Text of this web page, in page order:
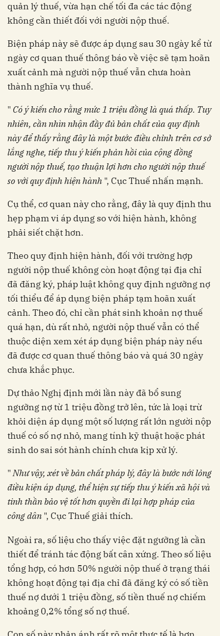
quản lý thuế, vừa hạn chế tối đa các tác động
không cần thiết đối với người nộp thuế.
Biện pháp này sẽ được áp dụng sau 30 ngày kể từ
ngày cơ quan thuế thông báo về việc sẽ tạm hoãn
xuất cảnh mà người nộp thuế vẫn chưa hoàn
thành nghĩa vụ thuế.
" Có ý kiến cho rằng mức 1 triệu đồng là quá thấp. Tuy
nhiên, cần nhìn nhận đầy đủ bản chất của quy định
này để thấy rằng đây là một bước điều chỉnh trên cơ sở
lắng nghe, tiếp thu ý kiến phản hồi của cộng đồng
người nộp thuế, tạo thuận lợi hơn cho người nộp thuế
so với quy định hiện hành ", Cục Thuế nhấn mạnh.
Cụ thể, cơ quan này cho rằng, đây là quy định thu
hẹp phạm vi áp dụng so với hiện hành, không
phải siết chặt hơn.
Theo quy định hiện hành, đối với trường hợp
người nộp thuế không còn hoạt động tại địa chỉ
đã đăng ký, pháp luật không quy định ngưỡng nợ
tối thiểu để áp dụng biện pháp tạm hoãn xuất
cảnh. Theo đó, chỉ cần phát sinh khoản nợ thuế
quá hạn, dù rất nhỏ, người nộp thuế vẫn có thể
thuộc diện xem xét áp dụng biện pháp này nếu
đã được cơ quan thuế thông báo và quá 30 ngày
chưa khắc phục.
Dự thảo Nghị định mới lần này đã bổ sung
ngưỡng nợ từ 1 triệu đồng trở lên, tức là loại trừ
khỏi diện áp dụng một số lượng rất lớn người nộp
thuế có số nợ nhỏ, mang tính kỹ thuật hoặc phát
sinh do sai sót hành chính chưa kịp xử lý.
"Như vậy, xét về bản chất pháp lý, đây là bước nới lỏng
điều kiện áp dụng, thể hiện sự tiếp thu ý kiến xã hội và
tinh thần bảo vệ tốt hơn quyền đi lại hợp pháp của
công dân ", Cục Thuế giải thích.
Ngoài ra, số liệu cho thấy việc đặt ngưỡng là cần
thiết để tránh tác động bất cân xứng. Theo số liệu
tổng hợp, có hơn 50% người nộp thuế ở trạng thái
không hoạt động tại địa chỉ đã đăng ký có số tiền
thuế nợ dưới 1 triệu đồng, số tiền thuế nợ chiếm
khoảng 0,2% tổng số nợ thuế.